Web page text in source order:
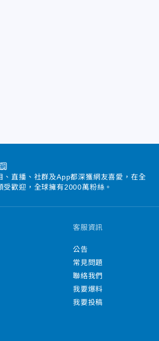
、直播、社群及App都深獲網友喜愛，在全
受歡迎，全球擁有2000萬粉絲。
客服資訊
公告
常見問題
聯絡我們
我要爆料
我要投稿